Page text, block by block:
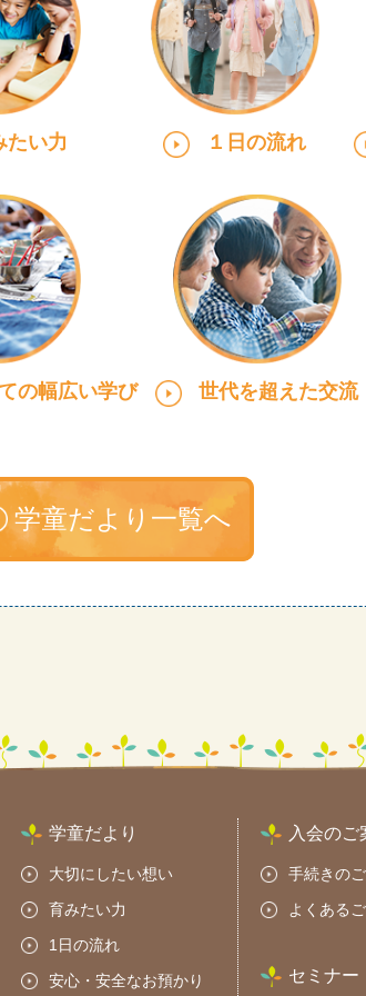
たい力 １日の流れ
の幅広い学び 世代を超えた交流
学童だより一覧へ
学童だより
大切にしたい想い
育みたい力
1日の流れ
安心・安全なお預かり
入会のご
手続きの
よくある
セミナー